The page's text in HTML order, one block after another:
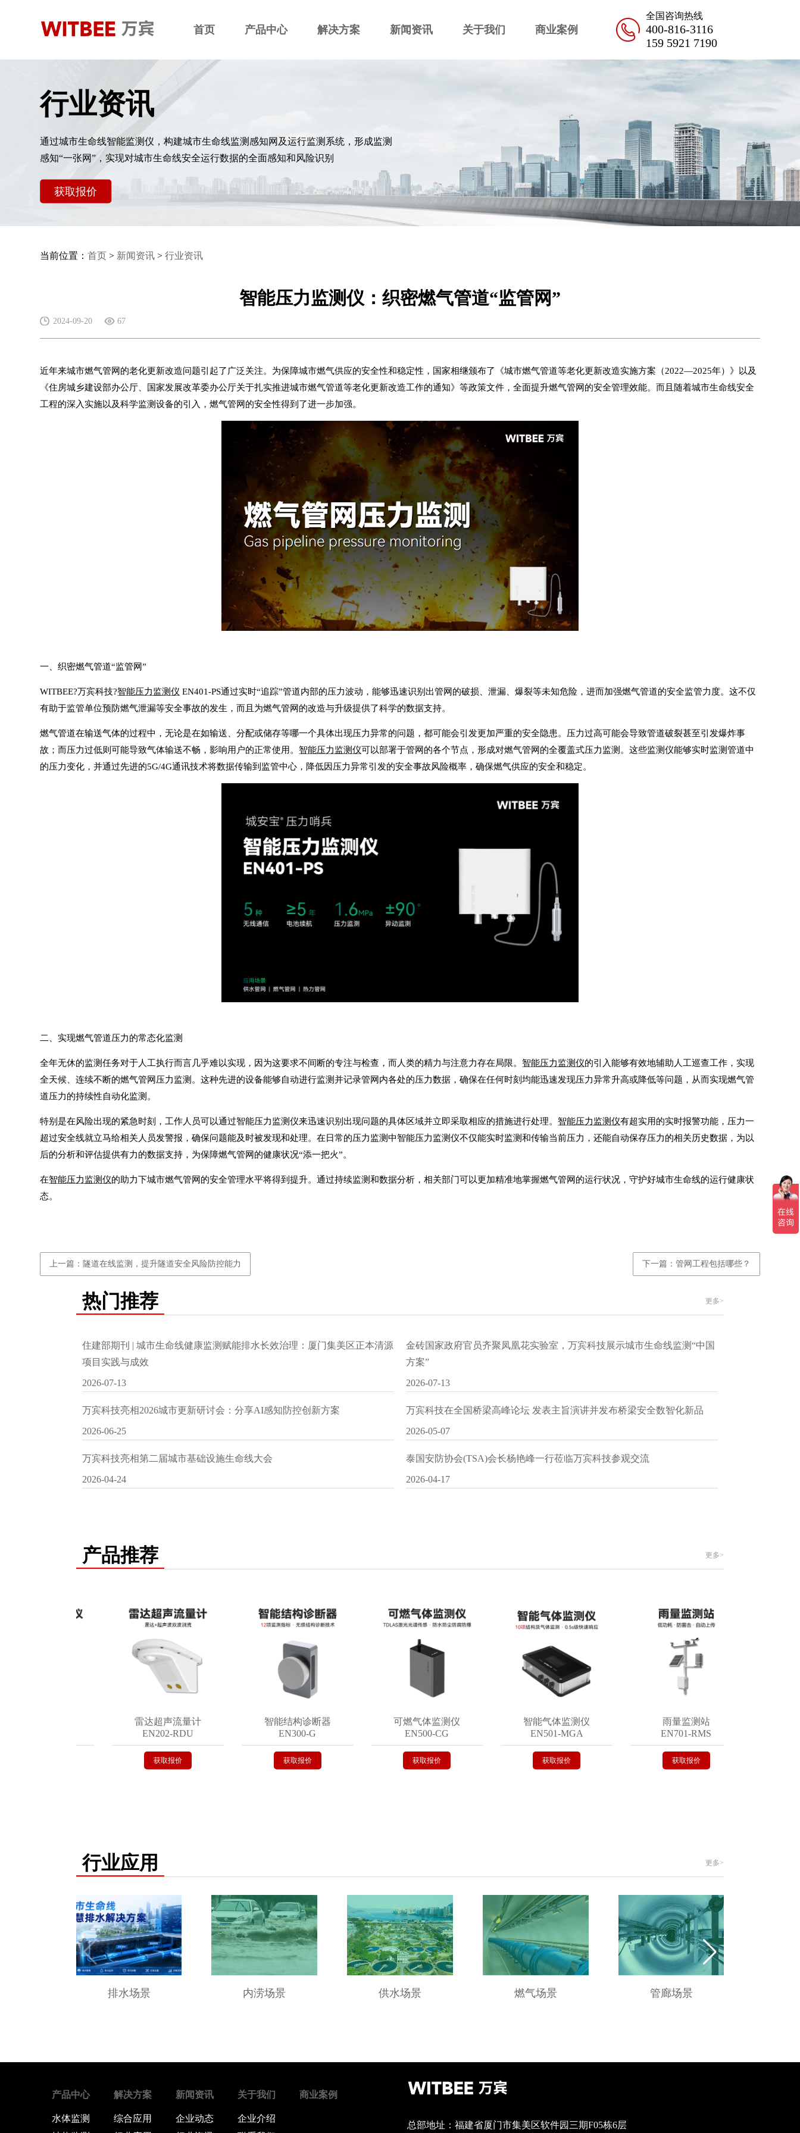
首页 产品中心 解决方案 新闻资讯 关于我们 商业案例
全国咨询热线
400-816-3116
159 5921 7190
行业资讯
通过城市生命线智能监测仪，构建城市生命线监测感知网及运行监测系统，形成监测
感知“一张网”，实现对城市生命线安全运行数据的全面感知和风险识别
获取报价
当前位置：首页 > 新闻资讯 >行业资讯
智能压力监测仪：织密燃气管道“监管网”
2024-09-20 67
近年来城市燃气管网的老化更新改造问题引起了广泛关注。为保障城市燃气供应的安全性和稳定性，国家相继颁布了《城市燃气管道等老化更新改造实施方案（2022—2025年）》以及
《住房城乡建设部办公厅、国家发展改革委办公厅关于扎实推进城市燃气管道等老化更新改造工作的通知》等政策文件，全面提升燃气管网的安全管理效能。而且随着城市生命线安全
工程的深入实施以及科学监测设备的引入，燃气管网的安全性得到了进一步加强。
一、织密燃气管道“监管网”
WITBEE?万宾科技?智能压力监测仪 EN401-PS通过实时“追踪”管道内部的压力波动，能够迅速识别出管网的破损、泄漏、爆裂等未知危险，进而加强燃气管道的安全监管力度。这不仅
有助于监管单位预防燃气泄漏等安全事故的发生，而且为燃气管网的改造与升级提供了科学的数据支持。
燃气管道在输送气体的过程中，无论是在如输送、分配或储存等哪一个具体出现压力异常的问题，都可能会引发更加严重的安全隐患。压力过高可能会导致管道破裂甚至引发爆炸事
故；而压力过低则可能导致气体输送不畅，影响用户的正常使用。 智能压力监测仪可以部署于管网的各个节点，形成对燃气管网的全覆盖式压力监测。这些监测仪能够实时监测管道中
的压力变化，并通过先进的5G/4G通讯技术将数据传输到监管中心，降低因压力异常引发的安全事故风险概率，确保燃气供应的安全和稳定。
二、实现燃气管道压力的常态化监测
全年无休的监测任务对于人工执行而言几乎难以实现，因为这要求不间断的专注与检查，而人类的精力与注意力存在局限。 智能压力监测仪的引入能够有效地辅助人工巡查工作，实现
全天候、连续不断的燃气管网压力监测。这种先进的设备能够自动进行监测并记录管网内各处的压力数据，确保在任何时刻均能迅速发现压力异常升高或降低等问题，从而实现燃气管
道压力的持续性自动化监测。
特别是在风险出现的紧急时刻，工作人员可以通过智能压力监测仪来迅速识别出现问题的具体区域并立即采取相应的措施进行处理。 智能压力监测仪有超实用的实时报警功能，压力一
超过安全线就立马给相关人员发警报，确保问题能及时被发现和处理。在日常的压力监测中智能压力监测仪不仅能实时监测和传输当前压力，还能自动保存压力的相关历史数据，为以
后的分析和评估提供有力的数据支持，为保障燃气管网的健康状况“添一把火”。
在智能压力监测仪的助力下城市燃气管网的安全管理水平将得到提升。通过持续监测和数据分析，相关部门可以更加精准地掌握燃气管网的运行状况，守护好城市生命线的运行健康状
态。
上一篇：隧道在线监测，提升隧道安全风险防控能力 下一篇：管网工程包括哪些？
热门推荐 更多>
住建部期刊 | 城市生命线健康监测赋能排水长效治理：厦门集美区正本清源
项目实践与成效
2026-07-13
金砖国家政府官员齐聚凤凰花实验室，万宾科技展示城市生命线监测“中国
方案”
2026-07-13
万宾科技亮相2026城市更新研讨会：分享AI感知防控创新方案
2026-06-25
万宾科技在全国桥梁高峰论坛 发表主旨演讲并发布桥梁安全数智化新品
2026-05-07
万宾科技亮相第二届城市基础设施生命线大会
2026-04-24
泰国安防协会(TSA)会长杨艳峰一行莅临万宾科技参观交流
2026-04-17
产品推荐 更多>
雷达超声流量计
EN202-RDU
获取报价
智能结构诊断器
EN300-G
获取报价
可燃气体监测仪
EN500-CG
获取报价
智能气体监测仪
EN501-MGA
获取报价
雨量监测站
EN701-RMS
获取报价
行业应用 更多>
排水场景 内涝场景 供水场景 燃气场景 管廊场景
产品中心
水体监测
解决方案
综合应用
新闻资讯
企业动态
关于我们
企业介绍
商业案例
总部地址：福建省厦门市集美区软件园三期F05栋6层